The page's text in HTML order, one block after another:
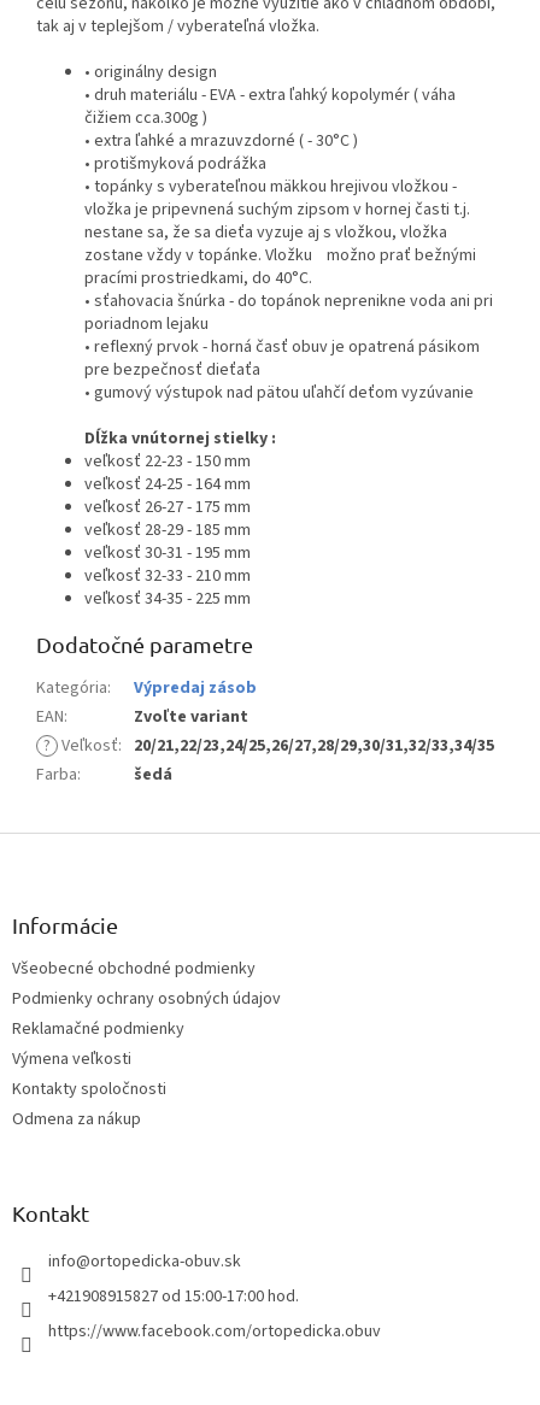
tak aj v teplejšom / vyberateľná vložka.
• originálny design
• druh materiálu - EVA - extra ľahký kopolymér ( váha
čižiem cca.300g )
• extra ľahké a mrazuvzdorné ( - 30°C )
• protišmyková podrážka
• topánky s vyberateľnou mäkkou hrejivou vložkou -
vložka je pripevnená suchým zipsom v hornej časti t.j.
nestane sa, že sa dieťa vyzuje aj s vložkou, vložka
zostane vždy v topánke. Vložku možno prať bežnými
pracími prostriedkami, do 40°C.
• sťahovacia šnúrka - do topánok neprenikne voda ani pri
poriadnom lejaku
• reflexný prvok - horná časť obuv je opatrená pásikom
pre bezpečnosť dieťaťa
• gumový výstupok nad pätou uľahčí deťom vyzúvanie
Dĺžka vnútornej stielky :
veľkosť 22-23 - 150 mm
veľkosť 24-25 - 164 mm
veľkosť 26-27 - 175 mm
veľkosť 28-29 - 185 mm
veľkosť 30-31 - 195 mm
veľkosť 32-33 - 210 mm
veľkosť 34-35 - 225 mm
Dodatočné parametre
Kategória:
Výpredaj zásob
EAN:
Zvoľte variant
? Veľkosť: 20/21,22/23,24/25,26/27,28/29,30/31,32/33,34/35
Farba: šedá
Z
Informácie
Všeobecné obchodné podmienky
Podmienky ochrany osobných údajov
Reklamačné podmienky
Výmena veľkosti
Kontakty spoločnosti
Odmena za nákup
Kontakt
info@ortopedicka-obuv.sk
+421908915827 od 15:00-17:00 hod.
https://www.facebook.com/ortopedicka.obuv